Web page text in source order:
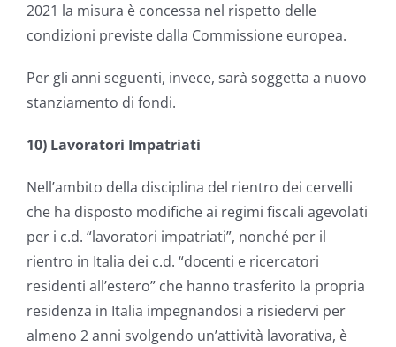
2021 la misura è concessa nel rispetto delle
condizioni previste dalla Commissione europea.
Per gli anni seguenti, invece, sarà soggetta a nuovo
stanziamento di fondi.
10) Lavoratori Impatriati
Nell’ambito della disciplina del rientro dei cervelli
che ha disposto modifiche ai regimi fiscali agevolati
per i c.d. “lavoratori impatriati”, nonché per il
rientro in Italia dei c.d. “docenti e ricercatori
residenti all’estero” che hanno trasferito la propria
residenza in Italia impegnandosi a risiedervi per
almeno 2 anni svolgendo un’attività lavorativa, è